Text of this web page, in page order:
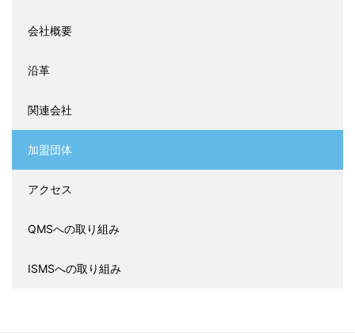
会社概要
沿革
関連会社
加盟団体
アクセス
QMSへの取り組み
ISMSへの取り組み